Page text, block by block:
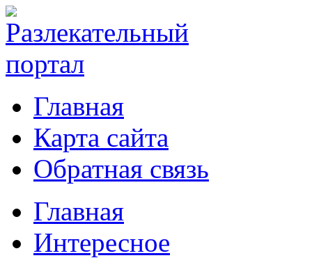
Главная
Карта сайта
Обратная связь
Главная
Интересное